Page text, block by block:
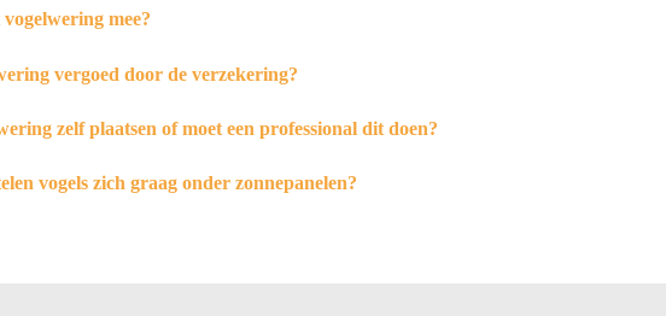
mee?
vergoed door de verzekering?
zelf plaatsen of moet een professional dit doen?
vogels zich graag onder zonnepanelen?